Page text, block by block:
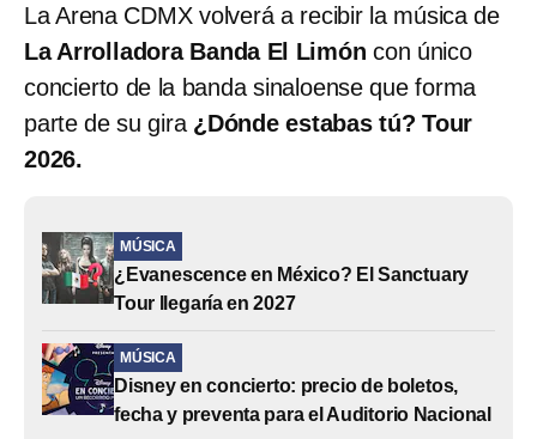
La Arena CDMX volverá a recibir la música de
La Arrolladora Banda El Limón con único
concierto de la banda sinaloense que forma
parte de su gira ¿Dónde estabas tú? Tour
2026.
MÚSICA
¿Evanescence en México? El Sanctuary
Tour llegaría en 2027
MÚSICA
Disney en concierto: precio de boletos,
fecha y preventa para el Auditorio Nacional